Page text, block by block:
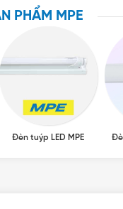
PHẨM MPE
Đèn tuýp LED MPE